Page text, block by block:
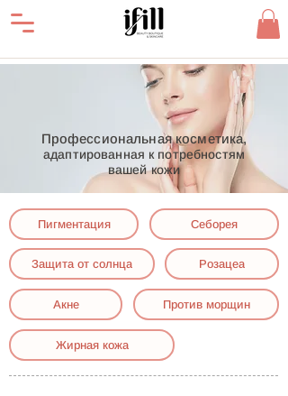
Профессиональная косметика,
адаптированная к потребностям
вашей кожи
Пигментация Себорея
Защита от солнца Розацеа
Акне Против морщин
Жирная кожа